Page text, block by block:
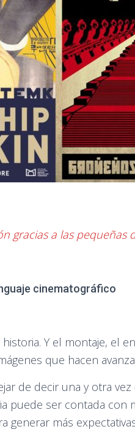
gracias a las pequeñas
cinematográfico
Y el montaje, el
que hacen
de decir una y otra
puede ser contada
generar más